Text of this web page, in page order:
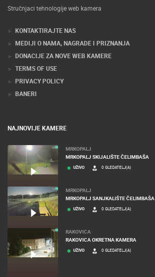
Stručnjaci tehnologije web kamera
KONTAKTIRAJTE NAS
MEDIJI O NAMA, NAGRADE I PRIZNANJA
DONACIJE ZA NOVE WEB KAMERE
TERMS OF USE
PRIVACY POLICY
BANERI
NAJNOVIJE KAMERE
MRKOPALJ
MRKOPALJ SKIJALIŠTE ČELIMBAŠA
UŽIVO 0 GLEDATELJ(A)
MRKOPALJ
MRKOPALJ SANJKALIŠTE ČELIMBAŠA
UŽIVO 0 GLEDATELJ(A)
RAKOVICA
RAKOVICA OKRETNA KAMERA
UŽIVO 0 GLEDATELJ(A)